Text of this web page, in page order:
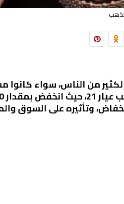
من الناس، سواء كانوا
وتأثيره على السوق